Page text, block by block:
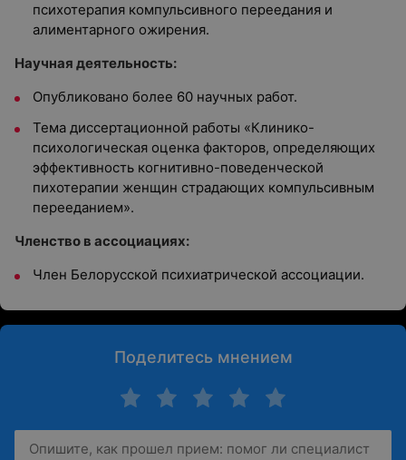
психотерапия компульсивного переедания и
алиментарного ожирения.
Научная деятельность:
Опубликовано более 60 научных работ.
Тема диссертационной работы «Клинико-
психологическая оценка факторов, определяющих
эффективность когнитивно-поведенческой
пихотерапии женщин страдающих компульсивным
перееданием».
Членство в ассоциациях:
Член Белорусской психиатрической ассоциации.
Поделитесь мнением